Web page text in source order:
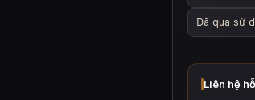
Đã qua sử
Liên hệ